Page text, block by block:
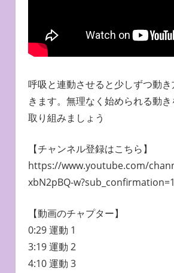
呼吸と連動させると少しずつ動
きます。無理なく始められる動
取り組みましょう
【チャンネル登録はこちら】
https://www.youtube.com/
xbN2pBQ-w?sub_confirmation=1
【動画のチャプター】
0:29 運動 1
3:19 運動 2
4:10 運動 3